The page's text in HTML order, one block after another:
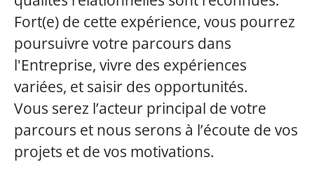
Fort(e) de cette expérience, vous pourrez
poursuivre votre parcours dans
l'Entreprise, vivre des expériences
variées, et saisir des opportunités.
Vous serez l’acteur principal de votre
parcours et nous serons à l’écoute de vos
projets et de vos motivations.